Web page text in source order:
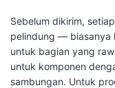
Sebelum dikirim,
pelindung — biasanya
untuk bagian yang
untuk komponen
sambungan. Untuk